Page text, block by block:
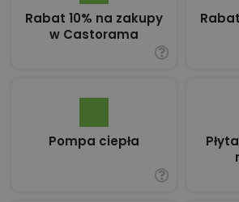
Rabat 10% na zakupy
w Castorama
Pompa ciepła